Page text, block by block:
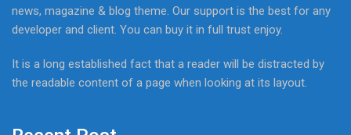
news, magazine & blog theme. Our support is the best for any
developer and client. You can buy it in full trust enjoy.
It is a long established fact that a reader will be distracted by
the readable content of a page when looking at its layout.